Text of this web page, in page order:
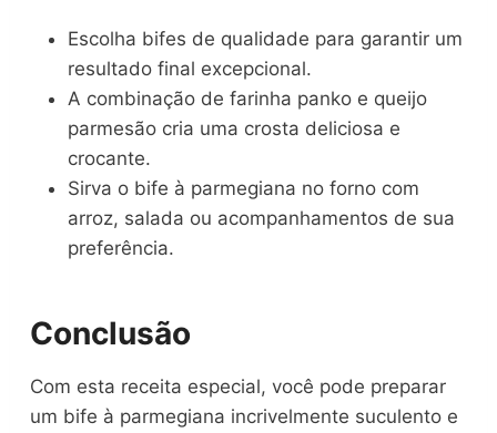
Escolha bifes de qualidade para garantir um
resultado final excepcional.
A combinação de farinha panko e queijo
parmesão cria uma crosta deliciosa e
crocante.
Sirva o bife à parmegiana no forno com
arroz, salada ou acompanhamentos de sua
preferência.
Conclusão
Com esta receita especial, você pode preparar
um bife à parmegiana incrivelmente suculento e